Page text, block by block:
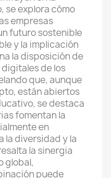
se explora cómo
empresas
futuro sostenible
y la implicación
la disposición de
digitales de los
que, aunque
están abiertos
se destaca
fomentan la
en
la diversidad y la
la sinergia
global,
puede